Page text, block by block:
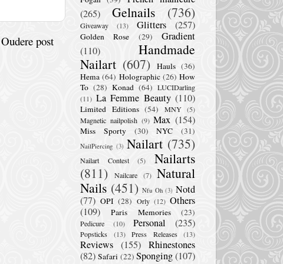
Oudere post
(265)
Gelnails (736)
Giveaway (13) Glitters (257)
Golden Rose (29)
Gradient
(110)
Handmade
Nailart (607) Hauls (36)
Hema (64) Holographic (26) How
To (28) Konad (64) LUCIDarling
(11) La Femme Beauty (110)
Limited Editions (54) MNY (5)
Magnetic nailpolish (9) Max (154)
Miss Sporty (30) NYC (31)
NailPiercing (3) Nailart (735)
Nailart Contest (5)
Nailarts
(811)
Nailcare (7) Natural
Nails (451) Nfu Oh (3) Notd
(77) OPI (28) Orly (12) Others
(109)
Paris Memories (23)
Pedicure (10) Personal (235)
Popsticks (13) Press Releases (13)
Reviews (155) Rhinestones
(82) Safari (22) Sponging(107)